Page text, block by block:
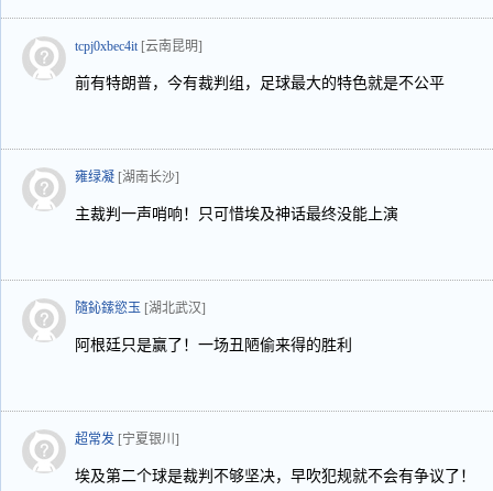
tcpj0xbec4it [云南昆明]
前有特朗普，今有裁判组，足球最大的特色就是不公平
雍绿凝 [湖南长沙]
主裁判一声哨响！只可惜埃及神话最终没能上演
隨鈊鎍慾玉 [湖北武汉]
阿根廷只是赢了！一场丑陋偷来得的胜利
超常发 [宁夏银川]
埃及第二个球是裁判不够坚决，早吹犯规就不会有争议了！